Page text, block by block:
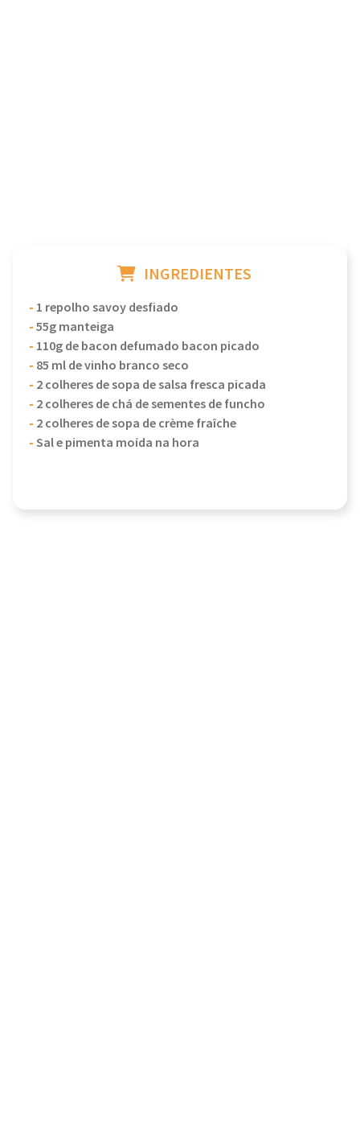
INGREDIENTES
- 1 repolho savoy desfiado
-55g manteiga
- 110g de bacon defumado bacon picado
- 85 ml de vinho branco seco
- 2 colheres de sopa de salsa fresca picada
- 2 colheres de chá de sementes de funcho
- 2 colheres de sopa de crème fraîche
-Sal e pimenta moída na hora